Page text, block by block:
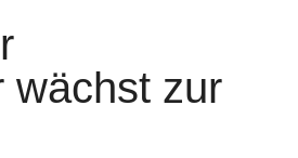
wächst zur